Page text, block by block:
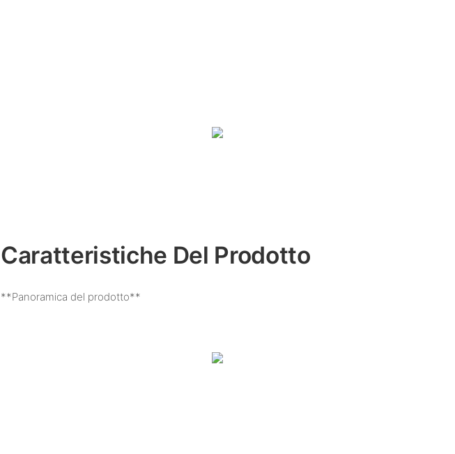
Caratteristiche Del Prodotto
**Panoramica del prodotto**